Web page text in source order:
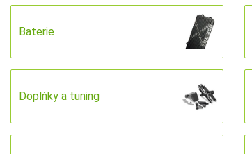
Baterie
Doplňky a tuning